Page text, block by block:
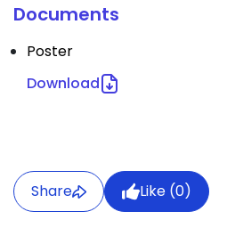
Documents
Poster
Download
Share Like (0)